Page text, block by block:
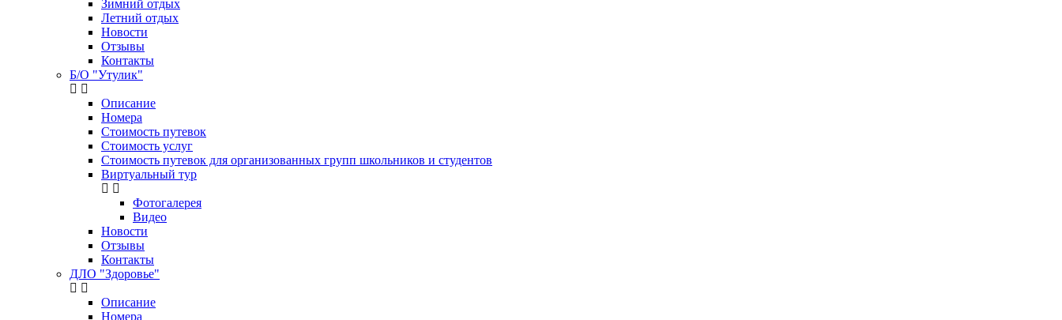
Зимний отдых
Летний отдых
Новости
Отзывы
Контакты
Б/О "Утулик"
Описание
Номера
Стоимость путевок
Стоимость услуг
Стоимость путевок для организованных групп школьников и студентов
Виртуальный тур
Фотогалерея
Видео
Новости
Отзывы
Контакты
ДЛО "Здоровье"
Описание
Номера